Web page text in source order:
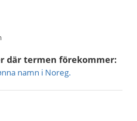
där termen förekommer:
namn i Noreg.